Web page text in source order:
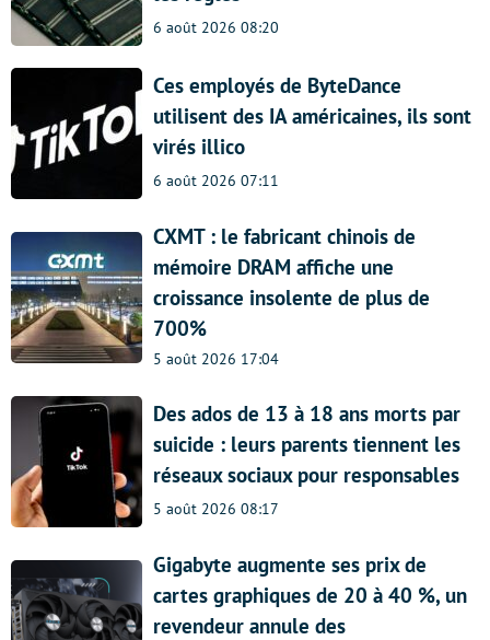
6 août 2026 08:20
Ces employés de ByteDance
utilisent des IA américaines, ils sont
virés illico
6 août 2026 07:11
CXMT : le fabricant chinois de
mémoire DRAM affiche une
croissance insolente de plus de
700%
5 août 2026 17:04
Des ados de 13 à 18 ans morts par
suicide : leurs parents tiennent les
réseaux sociaux pour responsables
5 août 2026 08:17
Gigabyte augmente ses prix de
cartes graphiques de 20 à 40 %, un
revendeur annule des